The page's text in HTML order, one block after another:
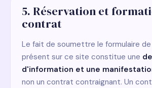
5. Réservation et
contrat
Le fait de soumettre le formulaire
présent sur ce site constitue une
d'information et une
non un contrat contraignant. Un